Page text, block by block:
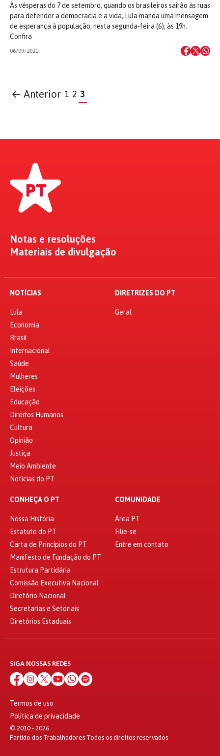
Às vésperas do 7 de setembro, quando os brasileiros sairão às ruas
para defender a democracia e a vida, Lula manda uma mensagem
de esperança à população, nesta segunda-feira (6), às 19h.
Confira
06/09/2021
← Anterior 1 2 3
Notas e resoluções
Materiais de divulgação
NOTÍCIAS
Lula
Economia
Brasil
Internacional
Saúde
Mulheres
Eleições
Educação
Direitos Humanos
Cultura
Opinião
Justiça
Meio Ambiente
Notícias do PT
DIRETRIZES DO PT
Geral
CONHEÇA O PT
Nossa História
Estatuto do PT
Carta de Princípios do PT
Manifesto de Fundação do PT
Estrutura Partidária
Comissão Executiva Nacional
Diretório Nacional
Secretarias e Setoriais
Diretórios Estaduais
COMUNIDADE
Área PT
Filie-se
Entre em contato
SIGA NOSSAS REDES
Termos de uso
Política de privacidade
© 2010 - 2026
Partido dos Trabalhadores Todos os direitos reservados